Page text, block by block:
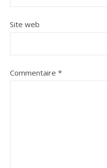
Site web
Commentaire *